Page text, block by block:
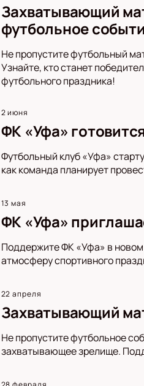
Захватывающий
футбольное
Не пропустите футбольный
Узнайте, кто станет
футбольного праздника!
2 июня
ФК «Уфа»
Футбольный клуб «Уфа»
как команда планирует
13 мая
ФК «Уфа»
Поддержите ФК «Уфа» в
атмосферу спортивного
22 апреля
Захватывающий
Не пропустите футбольное
захватывающее зрелище.